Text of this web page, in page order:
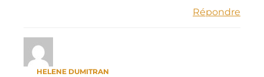
Répondre
HELENE DUMITRAN